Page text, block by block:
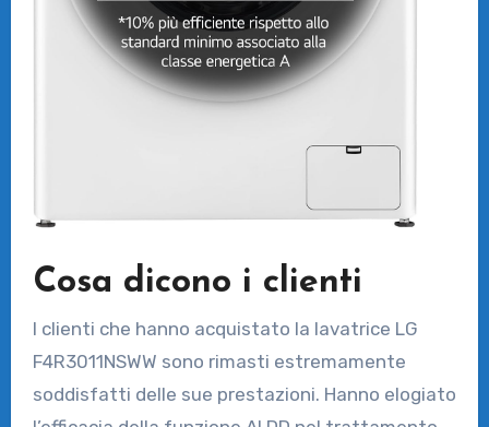
Cosa dicono i clienti
I clienti che hanno acquistato la lavatrice LG
F4R3011NSWW sono rimasti estremamente
soddisfatti delle sue prestazioni. Hanno elogiato